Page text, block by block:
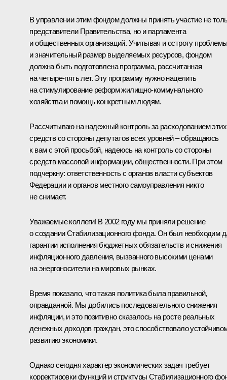
В управлении этим фондом должны принять участие не
представители Правительства, но и парламента
и общественных организаций. Учитывая и остроту
и значительный размер выделяемых ресурсов, фондом
должна быть подготовлена программа, рассчитанная
на четыре-пять лет. Эту программу нужно нацелить
на стимулирование реформ жилищно-коммунального
хозяйства и помощь конкретным людям.
Рассчитываю на надежный контроль за расходованием этих
средств со стороны депутатов всех уровней – обращаюсь
к вам с этой просьбой, надеюсь на контроль со стороны
средств массовой информации, общественности. При этом
подчеркну: ответственность с органов власти субъектов
Федерации и органов местного самоуправления никто
не снимает.
Уважаемые коллеги! В 2002 году мы приняли решение
о создании Стабилизационного фонда. Он был необходим
гарантии исполнения бюджетных обязательств и снижения
инфляционного давления, вызванного высокими ценами
на энергоносители на мировых рынках.
Время показало, что такая политика была правильной,
оправданной. Мы добились последовательного снижения
инфляции, и это позитивно сказалось на росте реальных
денежных доходов граждан, это способствовало
развитию экономики.
Однако сегодня характер экономических задач требует
корректировки функций и структуры Стабилизационного